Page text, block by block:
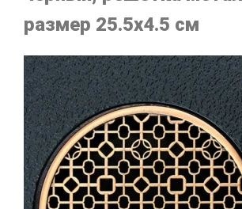
размер 25.5х4.5 см